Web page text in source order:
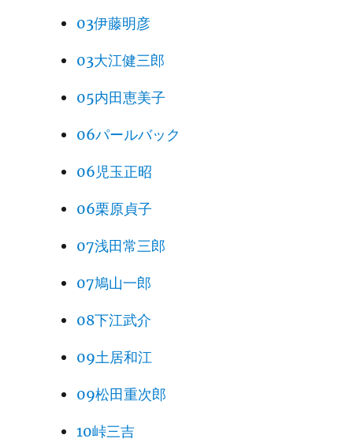
03伊藤明彦
03大江健三郎
05内田恵美子
06パールバック
06児玉正昭
06栗原貞子
07浅田常三郎
07鳩山一郎
08下江武介
09土居和江
09松田重次郎
10峠三吉